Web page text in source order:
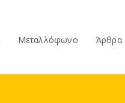
Μεταλλόφωνο Άρθρα